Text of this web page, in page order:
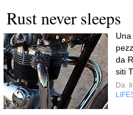
Rust never sleeps
da
siti
Da